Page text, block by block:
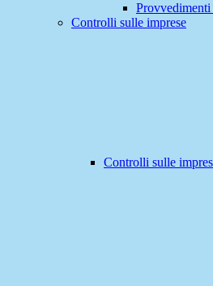
Controlli sulle imprese
Controlli sulle